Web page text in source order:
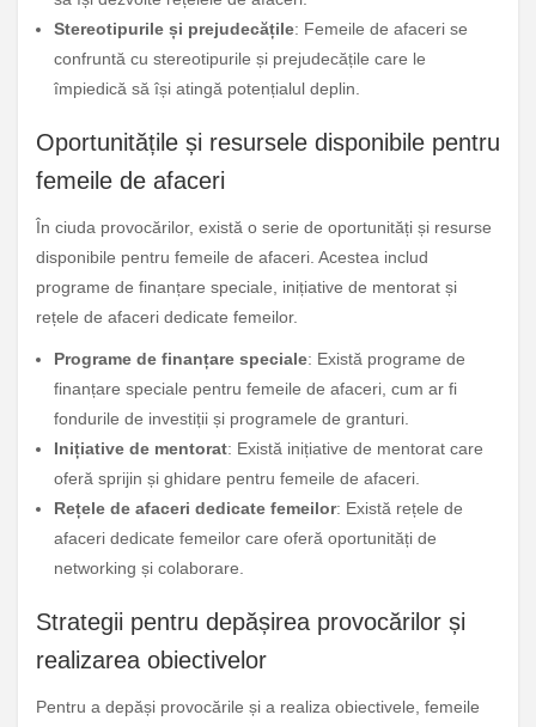
Stereotipurile și prejudecățile: Femeile de afaceri se
confruntă cu stereotipurile și prejudecățile care le
împiedică să își atingă potențialul deplin.
Oportunitățile și resursele disponibile pentru
femeile de afaceri
În ciuda provocărilor, există o serie de oportunități și resurse
disponibile pentru femeile de afaceri. Acestea includ
programe de finanțare speciale, inițiative de mentorat și
rețele de afaceri dedicate femeilor.
Programe de finanțare speciale: Există programe de
finanțare speciale pentru femeile de afaceri, cum ar fi
fondurile de investiții și programele de granturi.
Inițiative de mentorat: Există inițiative de mentorat care
oferă sprijin și ghidare pentru femeile de afaceri.
Rețele de afaceri dedicate femeilor: Există rețele de
afaceri dedicate femeilor care oferă oportunități de
networking și colaborare.
Strategii pentru depășirea provocărilor și
realizarea obiectivelor
Pentru a depăși provocările și a realiza obiectivele, femeile